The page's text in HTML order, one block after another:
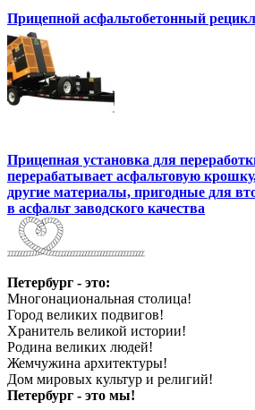
Прицепной асфальтобетонный
Прицепная установка для
перерабатывает асфальтовую
другие материалы, пригодные для
в асфальт заводского качества
Петербург - это:
Многонациональная столица!
Город великих подвигов!
Хранитель великой истории!
Родина великих людей!
Жемчужина архитектуры!
Дом мировых культур и религий!
Петербург - это мы!